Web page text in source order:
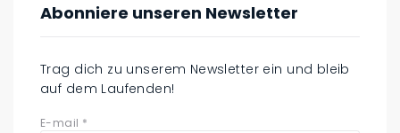
Abonniere unseren Newsletter
Trag dich zu unserem Newsletter ein und bleib
auf dem Laufenden!
E-mail *